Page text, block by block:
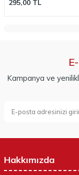
295,00 TL
Kampanya ve
Hakkımızda